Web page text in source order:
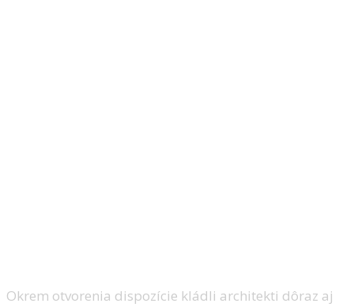
Okrem otvorenia dispozície kládli architekti dôraz aj